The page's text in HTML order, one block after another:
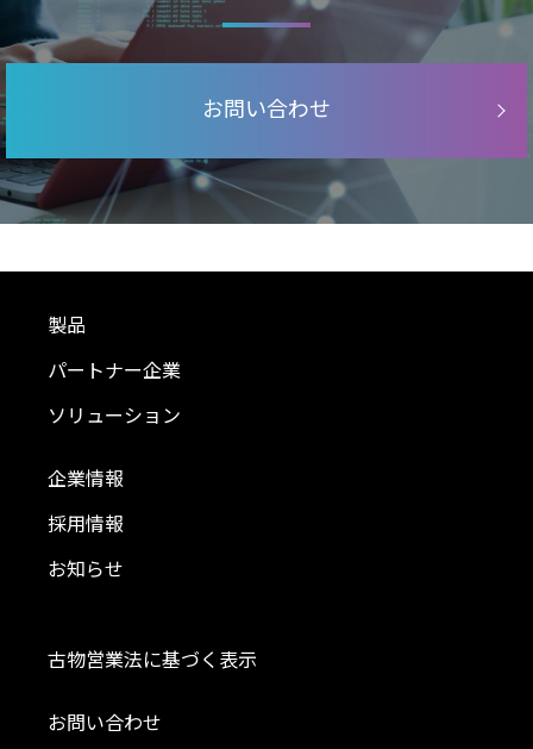
お問い合わせ
製品
パートナー企業
ソリューション
企業情報
採用情報
お知らせ
古物営業法に基づく表示
お問い合わせ